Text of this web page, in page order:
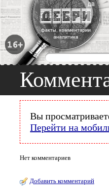
Вы
Перейти на
Нет комментариев
Добавить комментарий